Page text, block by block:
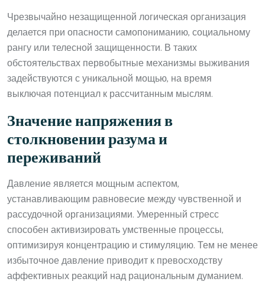
Чрезвычайно незащищенной логическая организация
делается при опасности самопониманию, социальному
рангу или телесной защищенности. В таких
обстоятельствах первобытные механизмы выживания
задействуются с уникальной мощью, на время
выключая потенциал к рассчитанным мыслям.
Значение напряжения в
столкновении разума и
переживаний
Давление является мощным аспектом,
устанавливающим равновесие между чувственной и
рассудочной организациями. Умеренный стресс
способен активизировать умственные процессы,
оптимизируя концентрацию и стимуляцию. Тем не менее
избыточное давление приводит к превосходству
аффективных реакций над рациональным думанием.